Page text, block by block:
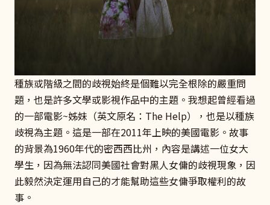
種族或階級之間的歧視始終是個難以完全根除的嚴重問
題，也是許多文學或影視作品中的主題。我想起曾經看過
的一部電影~姊妹（英文原名：The Help），也是以種族
歧視為主題。這是一部在2011年上映的美國電影。故事
的背景為1960年代的密西西比州，內容是講述一位女大
學生，因為無法認同美國社會對黑人女傭的歧視現象，因
此毅然決定運用自己的才能幫助這些女傭爭取權利的故
事。